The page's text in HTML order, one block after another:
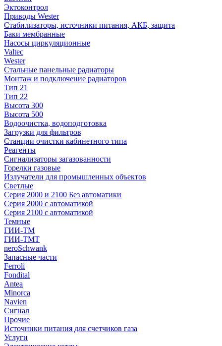
Эктоконтрол
Приводы Wester
Стабилизаторы, источники питания, АКБ, защита
Баки мембранные
Насосы циркуляционные
Valtec
Wester
Стальные панельные радиаторы
Монтаж и подключение радиаторов
Тип 21
Тип 22
Высота 300
Высота 500
Водоочистка, водоподготовка
Загрузки для фильтров
Станции очистки кабинетного типа
Реагенты
Сигнализаторы загазованности
Горелки газовые
Излучатели для промышленных объектов
Светлые
Серия 2000 и 2100 Без автоматики
Серия 2000 с автоматикой
Серия 2100 с автоматикой
Темные
ГИИ-ТМ
ГИИ-ТМТ
neroSchwank
Запасные части
Ferroli
Fondital
Antea
Minorca
Navien
Сигнал
Прочие
Источники питания для счетчиков газа
Услуги